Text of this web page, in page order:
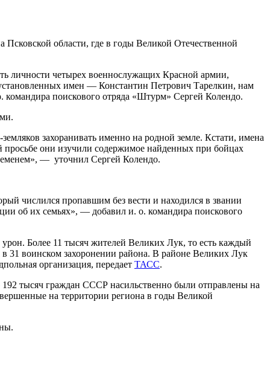
области, где в годы Великой Отечественной
личности четырех военнослужащих Красной армии,
имен — Константин Петрович Тарелкин, нам
поискового отряда «Штурм» Сергей Колендо.
захоранивать именно на родной земле. Кстати, имена
просьбе они изучили содержимое найденных при бойцах
— уточнил Сергей Колендо.
числился пропавшим без вести и находился в звании
об их семьях», — добавил и. о. командира поискового
Более 11 тысяч жителей Великих Лук, то есть каждый
31 воинском захоронении района. В районе Великих Лук
организация, передает ТАСС.
тысяч граждан СССР насильственно были отправлены на
на территории региона в годы Великой